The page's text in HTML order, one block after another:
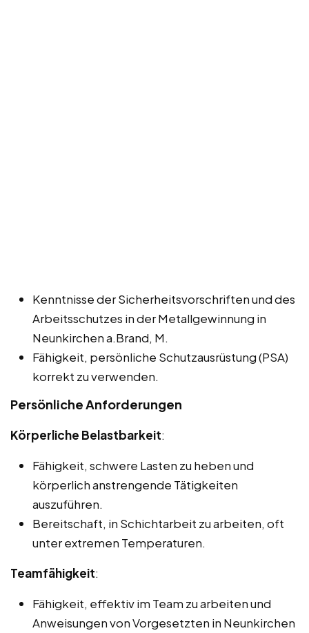
Kenntnisse der Sicherheitsvorschriften und des
Arbeitsschutzes in der Metallgewinnung in
Neunkirchen a.Brand, M.
Fähigkeit, persönliche Schutzausrüstung (PSA)
korrekt zu verwenden.
Persönliche Anforderungen
Körperliche Belastbarkeit:
Fähigkeit, schwere Lasten zu heben und
körperlich anstrengende Tätigkeiten
auszuführen.
Bereitschaft, in Schichtarbeit zu arbeiten, oft
unter extremen Temperaturen.
Teamfähigkeit:
Fähigkeit, effektiv im Team zu arbeiten und
Anweisungen von Vorgesetzten in Neunkirchen